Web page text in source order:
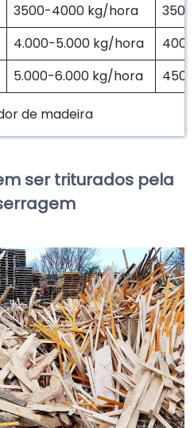
3500-4000 kg/hora
4.000-5.000 kg/hora
5.000-6.000 kg/hora
de madeira
ser triturados pela